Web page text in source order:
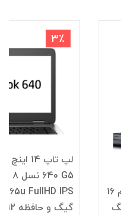
7720 core i7 نسل 7 با حافظه رم 16
3٪
گیگ و حافظه SSD 512